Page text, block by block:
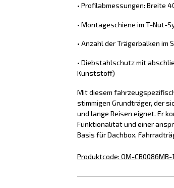
• Profilabmessungen: Breite
• Montageschiene im T-Nut-
• Anzahl der Trägerbalken im
• Diebstahlschutz mit
Kunststoff)
Mit diesem
stimmigen Grundträger, der
und lange Reisen eignet. Er
Funktionalität und einer
Basis für Dachbox,
Produktcode: OM-CB0086MB-